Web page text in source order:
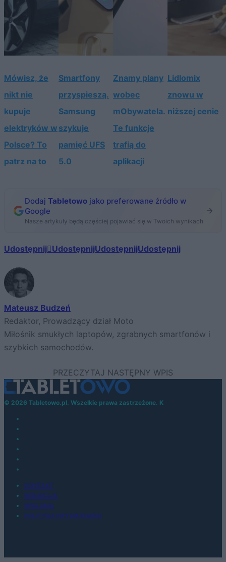
Mówisz, że
nikt nie
kupuje
elektryków w
Polsce? To
patrz na to
Smartfony
przyspieszą.
Samsung
szykuje
pamięć UFS
5.0
Znamy plany
wobec
mObywatela.
Te funkcje
trafią do
aplikacji
Lidlomix
znowu w
niższej cenie
Dodaj Tabletowo jako preferowane źródło w
Google
Nasze artykuły będą częściej pojawiać się w Twoich wynikach
Udostępnij UdostępnijUdostępnijUdostępnij
Mateusz Budzeń
Redaktor, Prowadzący dział Moto
Miłośnik smukłych laptopów, zgrabnych smartfonów i
szybkich samochodów.
© 2026 Tabletowo.pl. Wszelkie prawa zastrzeżone. K
KONTAKT
REDAKCJA
REKLAMA
POLITYKA PRYWATNOŚCI